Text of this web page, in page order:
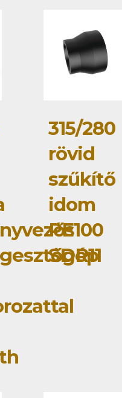
315/280
rövid
szűkítő
idom
PE100
SDR11